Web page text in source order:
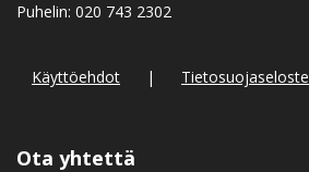
Puhelin: 020 743 2302
Käyttöehdot | Tietosuojaseloste
Ota yhtettä